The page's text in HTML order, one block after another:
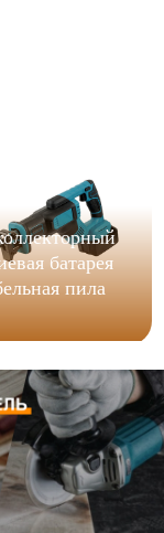
батарея
пила